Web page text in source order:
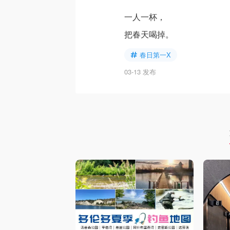
一人一杯，
把春天喝掉。
春日第一X
03-13 发布